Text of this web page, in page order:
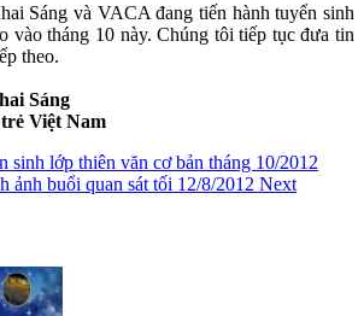
Sáng và VACA đang tiến hành tuyển sinh
vào tháng 10 này. Chúng tôi tiếp tục đưa tin
theo.
Sáng
Việt Nam
sinh lớp thiên văn cơ bản tháng 10/2012
ảnh buổi quan sát tối 12/8/2012 Next